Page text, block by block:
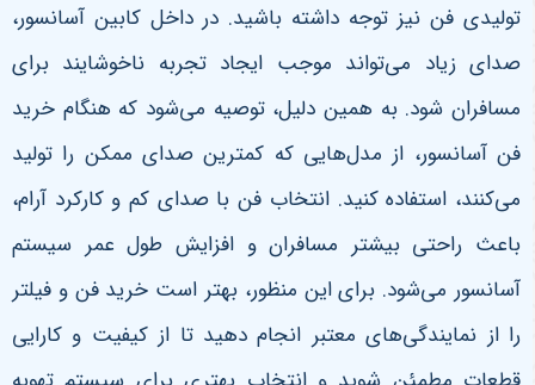
تولیدی فن نیز توجه داشته باشید. در داخل کابین آسانسور،
صدای زیاد می‌تواند موجب ایجاد تجربه ناخوشایند برای
مسافران شود. به همین دلیل، توصیه می‌شود که هنگام خرید
فن آسانسور، از مدل‌هایی که کمترین صدای ممکن را تولید
می‌کنند، استفاده کنید. انتخاب فن با صدای کم و کارکرد آرام،
باعث راحتی بیشتر مسافران و افزایش طول عمر سیستم
آسانسور می‌شود. برای این منظور، بهتر است خرید فن و فیلتر
را از نمایندگی‌های معتبر انجام دهید تا از کیفیت و کارایی